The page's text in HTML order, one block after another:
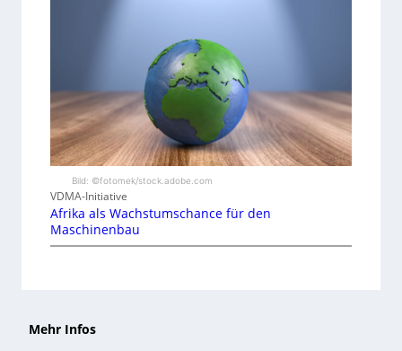
Bild: ©fotomek/stock.adobe.com
VDMA-Initiative
Afrika als Wachstumschance für den
Maschinenbau
Mehr Infos